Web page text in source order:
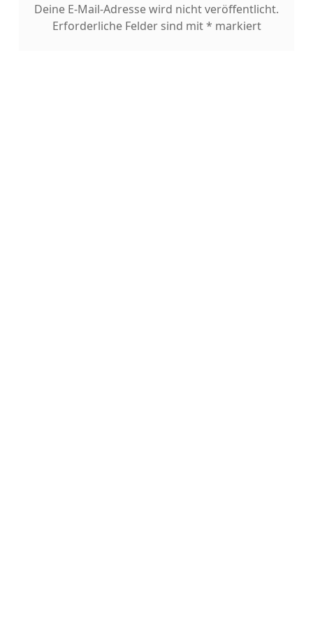
Deine E-Mail-Adresse wird nicht veröffentlicht.
Erforderliche Felder sind mit* markiert